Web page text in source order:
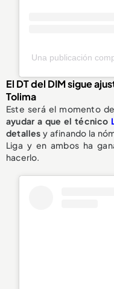
Una publicación
El DT del DIM sigue
Tolima
Este será el momento
ayudar a que el técnico
detalles y afinando la
Liga y en ambos ha
hacerlo.